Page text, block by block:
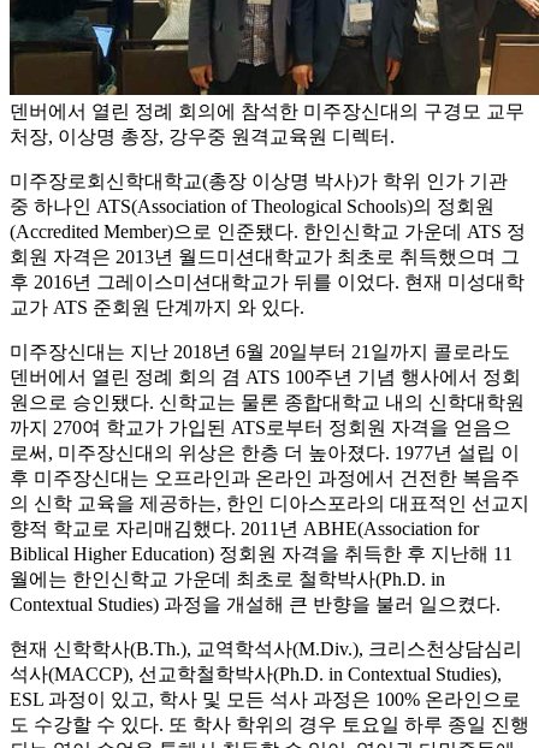
덴버에서 열린 정례 회의에 참석한 미주장신대의 구경모 교무
처장, 이상명 총장, 강우중 원격교육원 디렉터.
미주장로회신학대학교(총장 이상명 박사)가 학위 인가 기관
중 하나인 ATS(Association of Theological Schools)의 정회원
(Accredited Member)으로 인준됐다. 한인신학교 가운데 ATS 정
회원 자격은 2013년 월드미션대학교가 최초로 취득했으며 그
후 2016년 그레이스미션대학교가 뒤를 이었다. 현재 미성대학
교가 ATS 준회원 단계까지 와 있다.
미주장신대는 지난 2018년 6월 20일부터 21일까지 콜로라도
덴버에서 열린 정례 회의 겸 ATS 100주년 기념 행사에서 정회
원으로 승인됐다. 신학교는 물론 종합대학교 내의 신학대학원
까지 270여 학교가 가입된 ATS로부터 정회원 자격을 얻음으
로써, 미주장신대의 위상은 한층 더 높아졌다. 1977년 설립 이
후 미주장신대는 오프라인과 온라인 과정에서 건전한 복음주
의 신학 교육을 제공하는, 한인 디아스포라의 대표적인 선교지
향적 학교로 자리매김했다. 2011년 ABHE(Association for
Biblical Higher Education) 정회원 자격을 취득한 후 지난해 11
월에는 한인신학교 가운데 최초로 철학박사(Ph.D. in
Contextual Studies) 과정을 개설해 큰 반향을 불러 일으켰다.
현재 신학학사(B.Th.), 교역학석사(M.Div.), 크리스천상담심리
석사(MACCP), 선교학철학박사(Ph.D. in Contextual Studies),
ESL 과정이 있고, 학사 및 모든 석사 과정은 100% 온라인으로
도 수강할 수 있다. 또 학사 학위의 경우 토요일 하루 종일 진행